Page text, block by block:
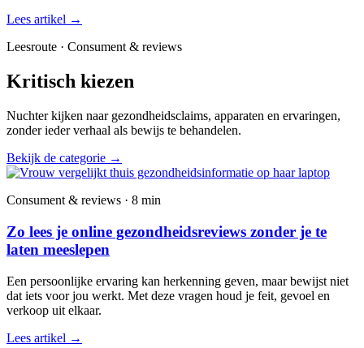
Lees artikel →
Leesroute · Consument & reviews
Kritisch kiezen
Nuchter kijken naar gezondheidsclaims, apparaten en ervaringen,
zonder ieder verhaal als bewijs te behandelen.
Bekijk de categorie →
Consument & reviews · 8 min
Zo lees je online gezondheidsreviews zonder je te
laten meeslepen
Een persoonlijke ervaring kan herkenning geven, maar bewijst niet
dat iets voor jou werkt. Met deze vragen houd je feit, gevoel en
verkoop uit elkaar.
Lees artikel →